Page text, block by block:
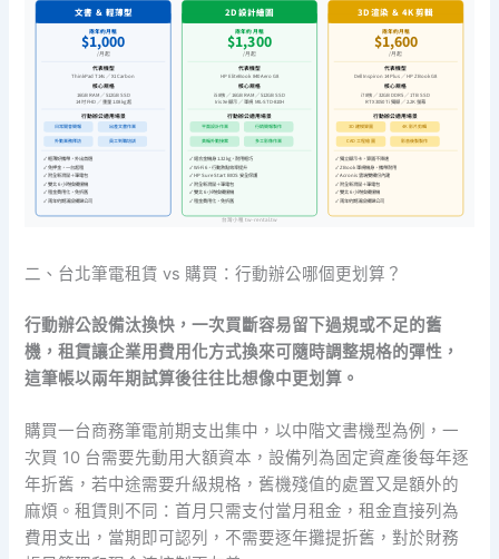
文書 ＆ 輕薄型
兩年約月租
$1,000
/月起
代表機型
ThinkPad T14s ／ X1 Carbon
核心規格
16GB RAM ／ 512GB SSD
14 吋 FHD ／ 重量 1.08 kg 起
行動辦公適用場景
日常開會簡報 出差文書作業
外勤業務拜訪 員工到職培訓
✓ 輕薄好攜帶，外出首選
✓ 免押金，一台起租
✓ 附全新滑鼠＋筆電包
✓ 雙北 6 小時換備援機
✓ 租金費用化，免折舊
✓ 兩年約期滿設備歸公司
2D 設計繪圖
兩年約月租
$1,300
/月起
代表機型
HP EliteBook 840 Aero G8
核心規格
i5 8核 ／ 16GB RAM ／ 512GB SSD
Iris Xe 顯示 ／ 軍規 MIL-STD-810H
行動辦公適用場景
平面設計作業 行銷簡報製作
美編外勤接案 多工影像作業
✓ 鋁合金機身 1.32 kg，耐用輕巧
✓ Wi-Fi 6，行動熱點效率提升
✓ HP Sure Start BIOS 安全保護
✓ 附全新滑鼠＋筆電包
✓ 雙北 6 小時換備援機
✓ 租金費用化，免折舊
3D 渲染 ＆ 4K 剪輯
兩年約月租
$1,600
/月起
代表機型
Dell Inspiron 14 Plus ／ HP ZBook G8
核心規格
i7 8核 ／ 32GB DDR5 ／ 1TB SSD
RTX 3050 Ti 獨顯 ／ 2.2K 螢幕
行動辦公適用場景
3D 建模算圖 4K 影片剪輯
CAD 工程繪圖 影音後製製作
✓ 獨立顯示卡，算圖不降速
✓ ZBook 軍規機身，攜帶耐用
✓ Acronis 雲端雙備份內建
✓ 附全新滑鼠＋筆電包
✓ 雙北 6 小時換備援機
✓ 兩年約期滿設備歸公司
台灣小租 tw-rental.tw
二、台北筆電租賃 vs 購買：行動辦公哪個更划算？
行動辦公設備汰換快，一次買斷容易留下過規或不足的舊
機，租賃讓企業用費用化方式換來可隨時調整規格的彈性，
這筆帳以兩年期試算後往往比想像中更划算。
購買一台商務筆電前期支出集中，以中階文書機型為例，一
次買 10 台需要先動用大額資本，設備列為固定資產後每年逐
年折舊，若中途需要升級規格，舊機殘值的處置又是額外的
麻煩。租賃則不同：首月只需支付當月租金，租金直接列為
費用支出，當期即可認列，不需要逐年攤提折舊，對於財務